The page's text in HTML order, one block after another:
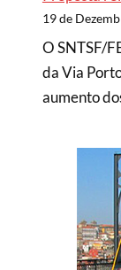
19 de
O SNTSF/
da Via
aumento